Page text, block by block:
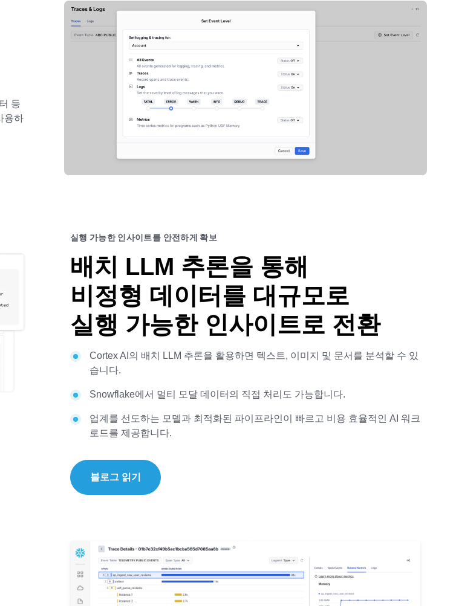
등
용하
실행 가능한 인사이트를 안전하게 확보
배치 LLM 추론을 통해
비정형 데이터를 대규모로
실행 가능한 인사이트로 전환
Cortex AI의 배치 LLM 추론을 활용하면 텍스트, 이미지 및 문서를 분석할 수 있
습니다.
Snowflake에서 멀티 모달 데이터의 직접 처리도 가능합니다.
업계를 선도하는 모델과 최적화된 파이프라인이 빠르고 비용 효율적인 AI 워크
로드를 제공합니다.
블로그 읽기